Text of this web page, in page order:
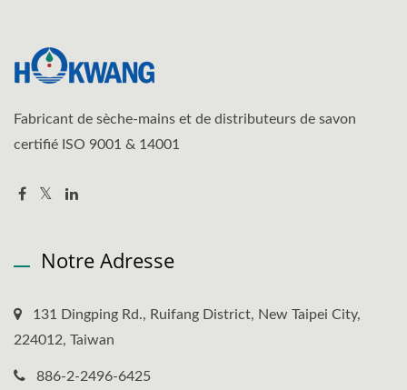
Fabricant de sèche-mains et de distributeurs de savon
certifié ISO 9001 & 14001
Notre Adresse
131 Dingping Rd., Ruifang District, New Taipei City,
224012, Taiwan
886-2-2496-6425